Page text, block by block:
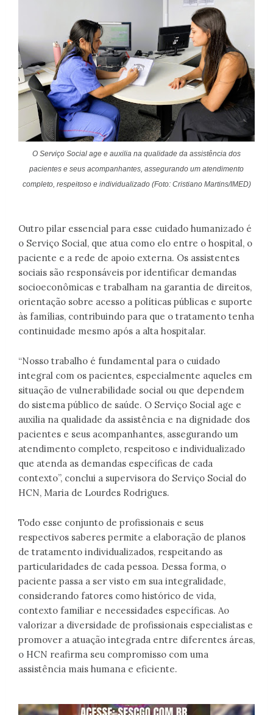
O Serviço Social age e auxilia na qualidade da assistência dos
pacientes e seus acompanhantes, assegurando um atendimento
completo, respeitoso e individualizado(Foto: Cristiano Martins/IMED)
Outro pilar essencial para esse cuidado humanizado é
o Serviço Social, que atua como elo entre o hospital, o
paciente e a rede de apoio externa. Os assistentes
sociais são responsáveis por identificar demandas
socioeconômicas e trabalham na garantia de direitos,
orientação sobre acesso a políticas públicas e suporte
às famílias, contribuindo para que o tratamento tenha
continuidade mesmo após a alta hospitalar.
“Nosso trabalho é fundamental para o cuidado
integral com os pacientes, especialmente aqueles em
situação de vulnerabilidade social ou que dependem
do sistema público de saúde. O Serviço Social age e
auxilia na qualidade da assistência e na dignidade dos
pacientes e seus acompanhantes, assegurando um
atendimento completo, respeitoso e individualizado
que atenda as demandas específicas de cada
contexto”, conclui a supervisora do Serviço Social do
HCN, Maria de Lourdes Rodrigues.
Todo esse conjunto de profissionais e seus
respectivos saberes permite a elaboração de planos
de tratamento individualizados, respeitando as
particularidades de cada pessoa. Dessa forma, o
paciente passa a ser visto em sua integralidade,
considerando fatores como histórico de vida,
contexto familiar e necessidades específicas. Ao
valorizar a diversidade de profissionais especialistas e
promover a atuação integrada entre diferentes áreas,
o HCN reafirma seu compromisso com uma
assistência mais humana e eficiente.